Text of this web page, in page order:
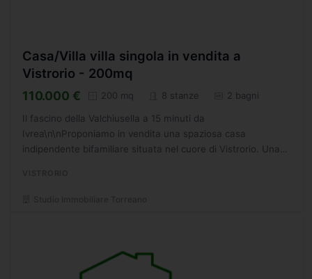
Casa/Villa villa singola in vendita a
Vistrorio - 200mq
110.000 € 200 mq 8 stanze 2 bagni
Il fascino della Valchiusella a 15 minuti da
Ivrea\n\nProponiamo in vendita una spaziosa casa
indipendente bifamiliare situata nel cuore di Vistrorio. Una